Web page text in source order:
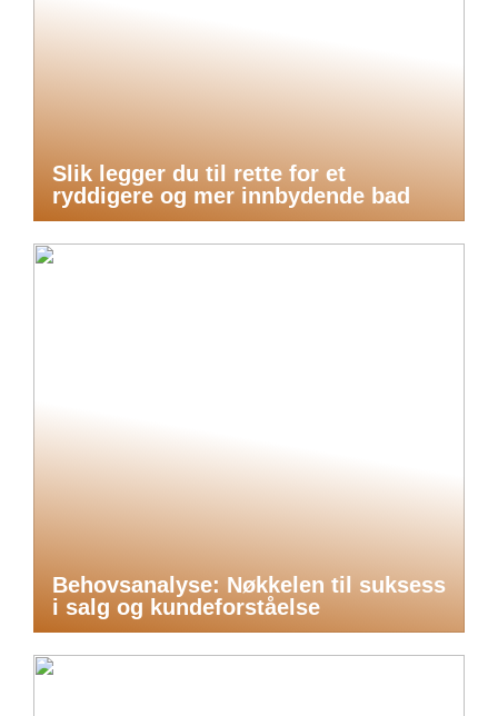
Slik legger du til rette for et
ryddigere og mer innbydende bad
Behovsanalyse: Nøkkelen til suksess
i salg og kundeforståelse